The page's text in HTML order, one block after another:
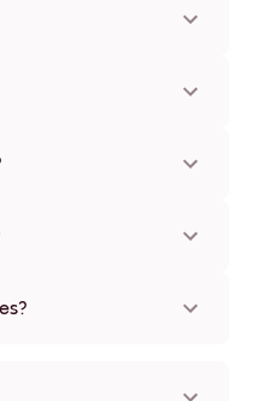
incluidas opciones sin
un número de